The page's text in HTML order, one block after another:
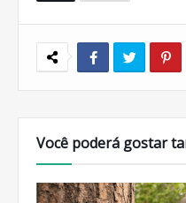
Você poderá gostar